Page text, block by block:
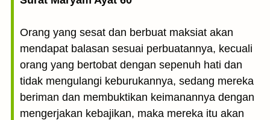
Orang yang sesat dan berbuat maksiat akan
mendapat balasan sesuai perbuatannya, kecuali
orang yang bertobat dengan sepenuh hati dan
tidak mengulangi keburukannya, sedang mereka
beriman dan membuktikan keimanannya dengan
mengerjakan kebajikan, maka mereka itu akan